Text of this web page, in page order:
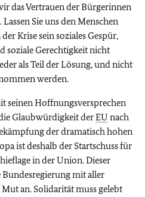
das Vertrauen der Bürgerinnen
Sie uns den Menschen
Krise sein soziales Gespür,
soziale Gerechtigkeit nicht
als Teil der Lösung, und nicht
werden.
seinen Hoffnungsversprechen
Glaubwürdigkeit derEU nach
der dramatisch hohen
ist deshalb der Startschuss für
in der Union. Dieser
mit aller
an. Solidarität muss gelebt